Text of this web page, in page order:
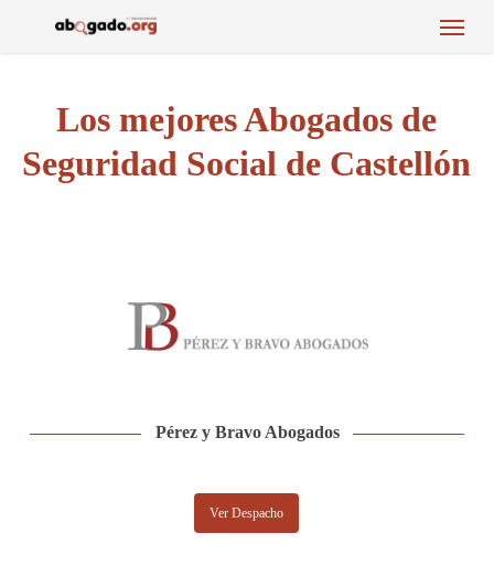
Menu
Los mejores Abogados de
Seguridad Social de Castellón
Pérez y Bravo Abogados
Ver Despacho